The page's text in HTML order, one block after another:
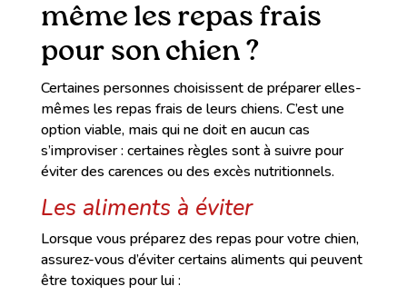
même les repas frais
pour son chien ?
Certaines personnes choisissent de préparer elles-
mêmes les repas frais de leurs chiens. C’est une
option viable, mais qui ne doit en aucun cas
s’improviser : certaines règles sont à suivre pour
éviter des carences ou des excès nutritionnels.
Les aliments à éviter
Lorsque vous préparez des repas pour votre chien,
assurez-vous d’éviter certains aliments qui peuvent
être toxiques pour lui :